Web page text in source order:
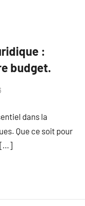
:
budget.
dans la
Que ce soit pour
[…]